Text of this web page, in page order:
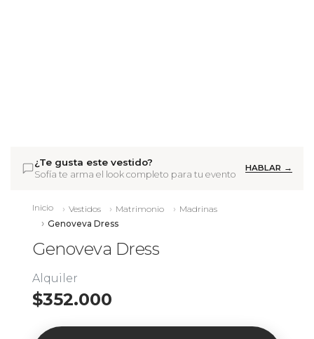
¿Te gusta este vestido?
Sofía te arma el look completo para tu evento
HABLAR →
Inicio Vestidos Matrimonio
Madrinas
Genoveva Dress
Genoveva Dress
Alquiler
$352.000